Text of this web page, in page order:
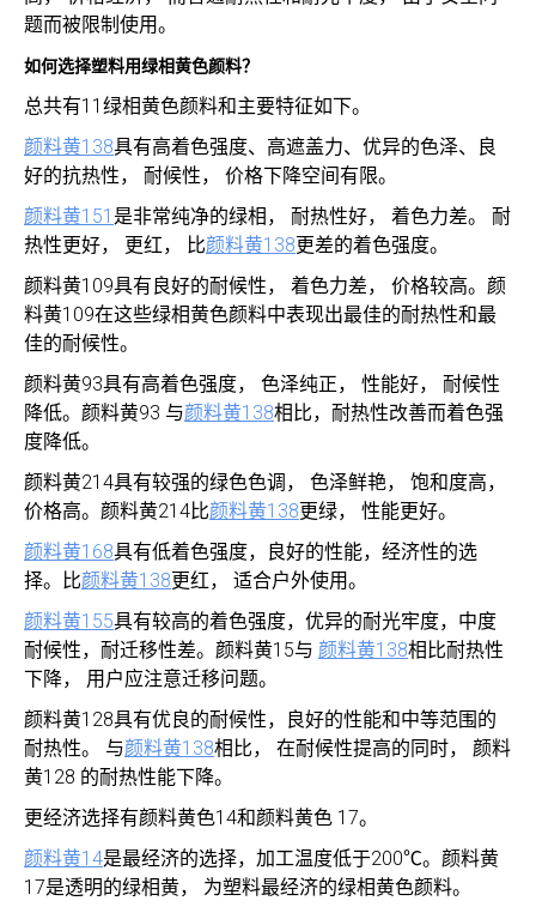
题而被限制使用。
如何选择塑料用绿相黄色颜料？
总共有11绿相黄色颜料和主要特征如下。
颜料黄138具有高着色强度、高遮盖力、优异的色泽、良
好的抗热性， 耐候性， 价格下降空间有限。
颜料黄151 是非常纯净的绿相， 耐热性好， 着色力差。 耐
热性更好， 更红， 比颜料黄138更差的着色强度。
颜料黄109具有良好的耐候性， 着色力差， 价格较高。颜
料黄109在这些绿相黄色颜料中表现出最佳的耐热性和最
佳的耐候性。
颜料黄93具有高着色强度， 色泽纯正， 性能好， 耐候性
降低。颜料黄93 与颜料黄138相比，耐热性改善而着色强
度降低。
颜料黄214具有较强的绿色色调， 色泽鲜艳， 饱和度高，
价格高。颜料黄214比颜料黄138更绿， 性能更好。
颜料黄168具有低着色强度，良好的性能，经济性的选
择。比颜料黄138更红， 适合户外使用。
颜料黄155具有较高的着色强度，优异的耐光牢度，中度
耐候性，耐迁移性差。颜料黄15与 颜料黄138相比耐热性
下降， 用户应注意迁移问题。
颜料黄128具有优良的耐候性，良好的性能和中等范围的
耐热性。 与颜料黄138相比， 在耐候性提高的同时， 颜料
黄128 的耐热性能下降。
更经济选择有颜料黄色14和颜料黄色 17。
颜料黄14是最经济的选择，加工温度低于200℃。颜料黄
17是透明的绿相黄， 为塑料最经济的绿相黄色颜料。